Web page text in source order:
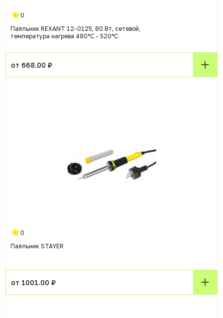
0
Паяльник REXANT 12-0125, 80 Вт, сетевой,
температура нагрева 480°C - 520°C
от 668.00 ₽
0
Паяльник STAYER
от 1001.00 ₽